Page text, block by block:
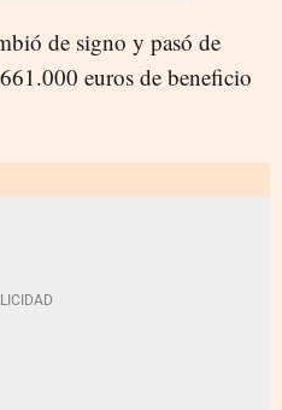
de signo y pasó de
euros de beneficio